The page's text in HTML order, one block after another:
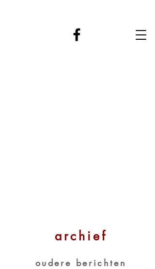
archief
oudere berichten